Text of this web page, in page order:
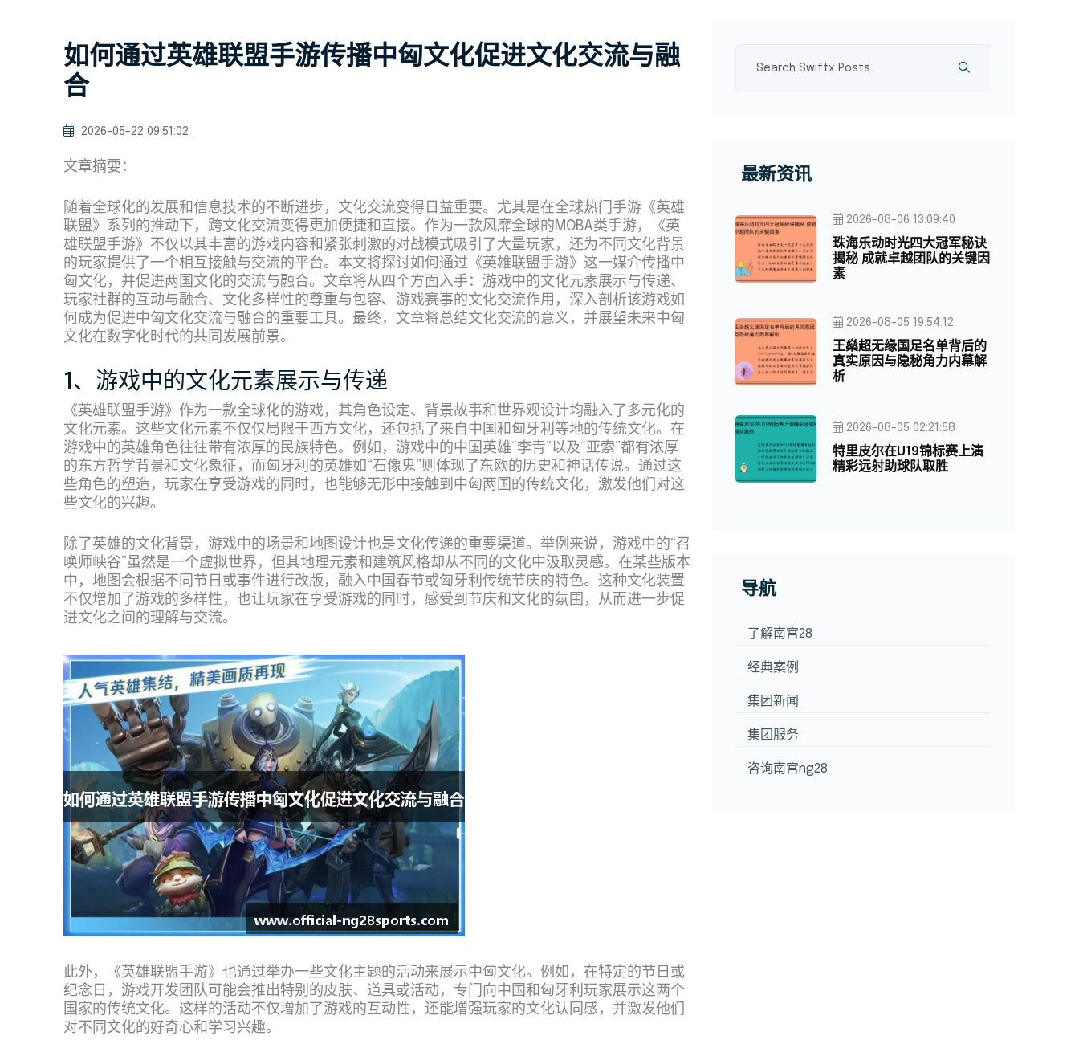
如何通过英雄联盟手游传播中匈文化促进文化交流与融
合
2026-05-22 09:51:02
文章摘要：
随着全球化的发展和信息技术的不断进步，文化交流变得日益重要。尤其是在全球热门手游《英雄
联盟》系列的推动下，跨文化交流变得更加便捷和直接。作为一款风靡全球的MOBA类手游，《英
雄联盟手游》不仅以其丰富的游戏内容和紧张刺激的对战模式吸引了大量玩家，还为不同文化背景
的玩家提供了一个相互接触与交流的平台。本文将探讨如何通过《英雄联盟手游》这一媒介传播中
匈文化，并促进两国文化的交流与融合。文章将从四个方面入手：游戏中的文化元素展示与传递、
玩家社群的互动与融合、文化多样性的尊重与包容、游戏赛事的文化交流作用，深入剖析该游戏如
何成为促进中匈文化交流与融合的重要工具。最终，文章将总结文化交流的意义，并展望未来中匈
文化在数字化时代的共同发展前景。
1、游戏中的文化元素展示与传递
《英雄联盟手游》作为一款全球化的游戏，其角色设定、背景故事和世界观设计均融入了多元化的
文化元素。这些文化元素不仅仅局限于西方文化，还包括了来自中国和匈牙利等地的传统文化。在
游戏中的英雄角色往往带有浓厚的民族特色。例如，游戏中的中国英雄“李青”以及“亚索”都有浓厚
的东方哲学背景和文化象征，而匈牙利的英雄如“石像鬼”则体现了东欧的历史和神话传说。通过这
些角色的塑造，玩家在享受游戏的同时，也能够无形中接触到中匈两国的传统文化，激发他们对这
些文化的兴趣。
除了英雄的文化背景，游戏中的场景和地图设计也是文化传递的重要渠道。举例来说，游戏中的“召
唤师峡谷”虽然是一个虚拟世界，但其地理元素和建筑风格却从不同的文化中汲取灵感。在某些版本
中，地图会根据不同节日或事件进行改版，融入中国春节或匈牙利传统节庆的特色。这种文化装置
不仅增加了游戏的多样性，也让玩家在享受游戏的同时，感受到节庆和文化的氛围，从而进一步促
进文化之间的理解与交流。
此外，《英雄联盟手游》也通过举办一些文化主题的活动来展示中匈文化。例如，在特定的节日或
纪念日，游戏开发团队可能会推出特别的皮肤、道具或活动，专门向中国和匈牙利玩家展示这两个
国家的传统文化。这样的活动不仅增加了游戏的互动性，还能增强玩家的文化认同感，并激发他们
对不同文化的好奇心和学习兴趣。
最新资讯
2026-08-06 13:09:40
珠海乐动时光四大冠军秘诀
揭秘 成就卓越团队的关键因
素
2026-08-05 19:54:12
王燊超无缘国足名单背后的
真实原因与隐秘角力内幕解
析
2026-08-05 02:21:58
特里皮尔在U19锦标赛上演
精彩远射助球队取胜
导航
了解南宫28
经典案例
集团新闻
集团服务
咨询南宫ng28